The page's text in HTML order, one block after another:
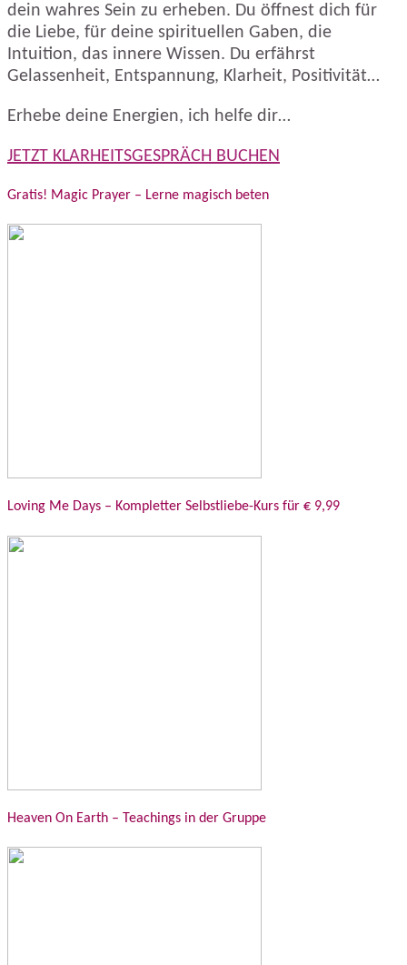
dein wahres Sein zu erheben. Du öffnest dich für
die Liebe, für deine spirituellen Gaben, die
Intuition, das innere Wissen. Du erfährst
Gelassenheit, Entspannung, Klarheit, Positivität…
Erhebe deine Energien, ich helfe dir…
JETZT KLARHEITSGESPRÄCH BUCHEN
Gratis! Magic Prayer – Lerne magisch beten
Loving Me Days – Kompletter Selbstliebe-Kurs für € 9,99
Heaven On Earth – Teachings in der Gruppe